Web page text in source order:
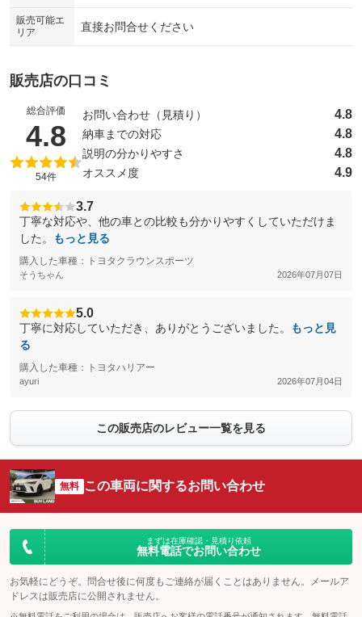
販売可能エ
リア
直接お問合せください
販売店の口コミ
総合評価
4.8 （5点満点中）
54件
お問い合わせ（見積り） 4.8
納車までの対応 4.8
説明の分かりやすさ 4.8
オススメ度 4.9
3.7
丁寧な対応や、他の車との比較も分かりやすくしていただけま
した。
もっと見る
購入した車種：トヨタクラウンスポーツ
そうちゃん 2026年07月07日
5.0
丁寧に対応していただき、ありがとうございました。
もっと見
る
購入した車種：トヨタハリアー
ayuri 2026年07月04日
この販売店のレビュー一覧を見る
無料 この車両に関するお問い合わせ
まずは在庫確認・見積り依頼
無料電話でお問い合わせ
お気軽にどうぞ。問合せ後に何度もご連絡が届くことはありません。メールア
ドレスは販売店に公開されません。